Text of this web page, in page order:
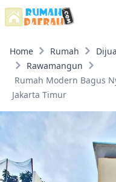
Home Rumah
Rawamangun
Rumah Modern Bagus
Jakarta Timur